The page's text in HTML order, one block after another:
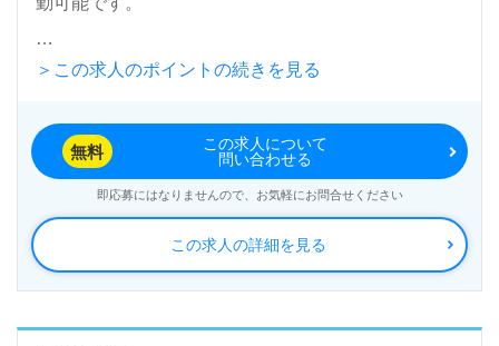
入居定員100名（従来型個室/多床室）『ぼだい樹』社
す。北海道を中心に病院、介護老人保健施設、デイケ
ア/ナイトケア、グループホーム、就労継続支援B型、
障がい者支援事業を展開されています。
◎『地域と家庭の結びつき、健康増進と自立支援』を
大切に、ご利用者様の在宅復帰をサポートされる事業
＞この求人のポイントの続きを見る
この求人の詳細を見る
無料
この求人について
問い合わせる
即応募にはなりませんので、お気軽にお問合せください